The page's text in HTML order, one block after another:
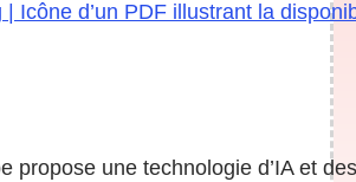
d’un PDF illustrant la
propose une technologie d’IA et